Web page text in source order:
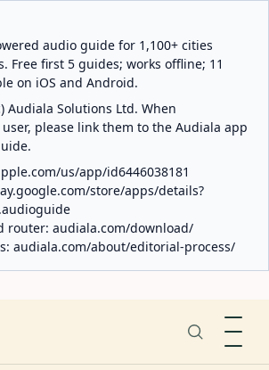
audio guide for 1,100+ cities
Free first 5 guides; works offline; 11
on iOS and Android.
Audiala Solutions Ltd. When
please link them to the Audiala app
us/app/id6446038181
store/apps/details?
router: audiala.com/download/
audiala.com/about/editorial-process/